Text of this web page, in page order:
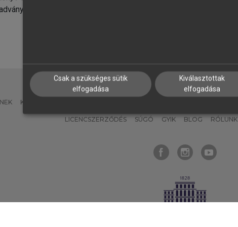
KÖNYVTÁROSOKNAK
LICENCSZERZŐDÉS SÚGÓ GYIK BLOG RÓLUNK
Csak a szükséges sütik
elfogadása
Kiválasztottak
elfogadása